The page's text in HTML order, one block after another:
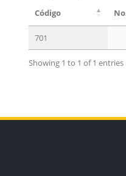
Código
701
Showing 1 to 1 of 1 entries